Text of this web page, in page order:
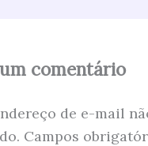
comentário
de e-mail
Campos